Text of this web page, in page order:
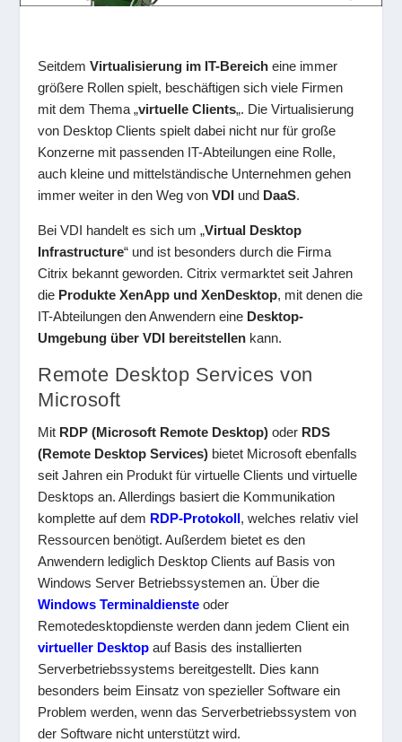
SeitdemVirtualisierung im IT-Bereich eine immer
größere Rollen spielt, beschäftigen sich viele Firmen
mit dem Thema „virtuelle Clients„. Die Virtualisierung
von Desktop Clients spielt dabei nicht nur für große
Konzerne mit passenden IT-Abteilungen eine Rolle,
auch kleine und mittelständische Unternehmen gehen
immer weiter in den Weg vonVDI und DaaS.
Bei VDI handelt es sich um „Virtual Desktop
Infrastructure“ und ist besonders durch die Firma
Citrix bekannt geworden. Citrix vermarktet seit Jahren
die Produkte XenApp und XenDesktop, mit denen die
IT-Abteilungen den Anwendern eine Desktop-
Umgebung über VDI bereitstellen kann.
Remote Desktop Services von
Microsoft
Mit RDP (Microsoft Remote Desktop) oder RDS
(Remote Desktop Services) bietet Microsoft ebenfalls
seit Jahren ein Produkt für virtuelle Clients und virtuelle
Desktops an. Allerdings basiert die Kommunikation
komplette auf dem RDP-Protokoll, welches relativ viel
Ressourcen benötigt. Außerdem bietet es den
Anwendern lediglich Desktop Clients auf Basis von
Windows Server Betriebssystemen an. Über die
Windows Terminaldienste oder
Remotedesktopdienste werden dann jedem Client ein
virtueller Desktop auf Basis des installierten
Serverbetriebssystems bereitgestellt. Dies kann
besonders beim Einsatz von spezieller Software ein
Problem werden, wenn das Serverbetriebssystem von
der Software nicht unterstützt wird.